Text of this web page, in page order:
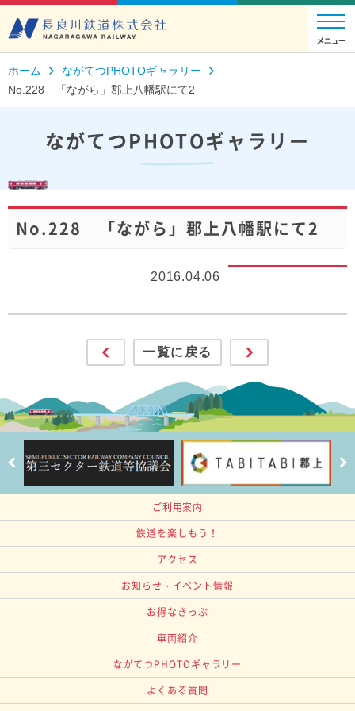
ホーム
ながてつPHOTOギャラリー
No.228 「ながら」郡上八幡駅にて2
ながてつPHOTOギャラリー
No.228 「ながら」郡上八幡駅にて2
2016.04.06
一覧に戻る
ご利用案内
鉄道を楽しもう！
アクセス
お知らせ・イベント情報
お得なきっぷ
車両紹介
ながてつPHOTOギャラリー
よくある質問